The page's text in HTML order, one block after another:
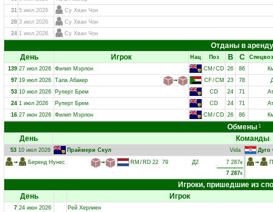
31 5 июл 2026
Су Хван Чон
28 3 июл 2026
Су Хван Чон
24 1 июл 2026 Су Хван Чон
Отданы в аренду
День
Игрок Нац Поз В С
139 27 июл 2026 Филип Мэрлон CM /CD 26 86
97 19 июл 2026 ➟
Тала Абакер CF/CM 23 78
53 10 июл 2026 Руперт Брем CD 24 71
Ат
24 1 июл 2026 Руперт Брем CD 24 71
Ат
16 27 июн 2026 Филип Мэрлон CM /CD 26 86
Обмены 1
День Команды
53 10 июл 2026 Vida
Праймери Скул
Дуго
➟
➟
Беренд Нунес RM / RD 22 79 Д2
7 287к
7 287к
➟
Игроки, пришедшие из
День
Игрок
7 24 июн 2026 Рей Херлиен